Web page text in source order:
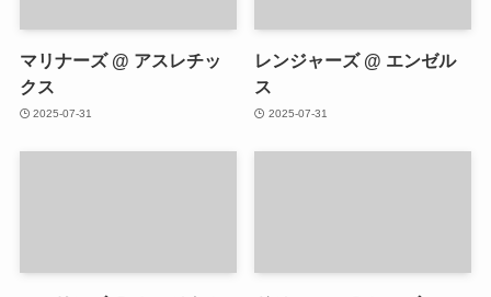
マリナーズ @ アスレチッ
クス
2025-07-31
レンジャーズ @ エンゼル
ス
2025-07-31